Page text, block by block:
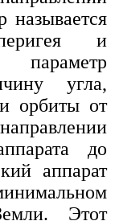
называется
и
угла,
орбиты от
до
аппарат
Этот